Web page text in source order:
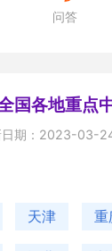
问答
国各地重点
日期：2023-03-
天津 重